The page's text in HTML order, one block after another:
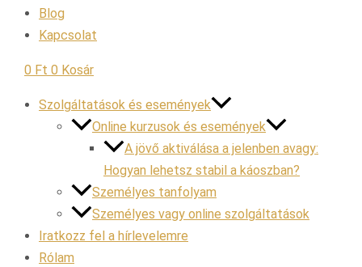
Blog
Kapcsolat
0 Ft 0 Kosár
Szolgáltatások és események
Online kurzusok és események
A jövő aktiválása a jelenben avagy:
Hogyan lehetsz stabil a káoszban?
Személyes tanfolyam
Személyes vagy online szolgáltatások
Iratkozz fel a hírlevelemre
Rólam